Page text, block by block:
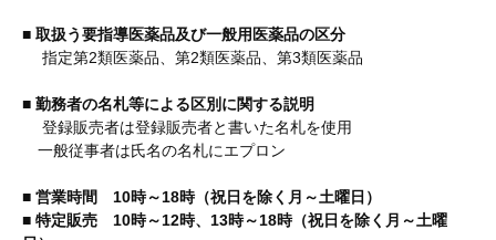
■ 取扱う要指導医薬品及び一般用医薬品の区分
指定第2類医薬品、第2類医薬品、第3類医薬品
■ 勤務者の名札等による区別に関する説明
登録販売者は登録販売者と書いた名札を使用
一般従事者は氏名の名札にエプロン
■ 営業時間 10時～18時（祝日を除く月～土曜日）
■ 特定販売 10時～12時、13時～18時（祝日を除く月～土曜